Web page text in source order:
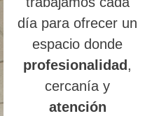
día para ofrecer un
espacio donde
profesionalidad ,
cercanía y
atención